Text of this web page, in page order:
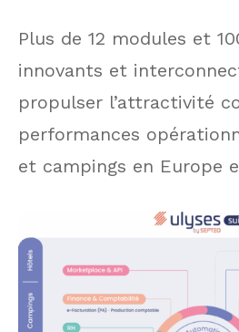
Plus de 12 modules et
innovants et
propulser l’attractivité
performances
et campings en Europe